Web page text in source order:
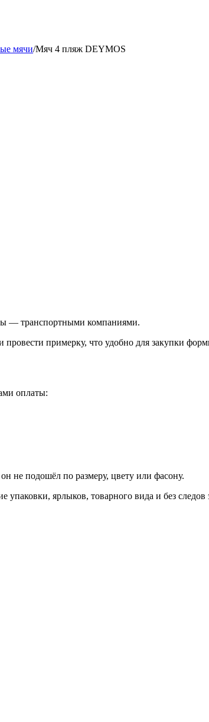
мячи/Мяч 4 пляж DEYMOS
— транспортными компаниями.
провести примерку, что удобно для закупки
оплаты:
не подошёл по размеру, цвету или фасону.
упаковки, ярлыков, товарного вида и без